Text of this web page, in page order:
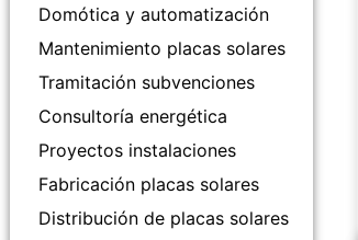
Domótica y automatización
Mantenimiento placas solares
Tramitación subvenciones
Consultoría energética
Proyectos instalaciones
Fabricación placas solares
Distribución de placas solares